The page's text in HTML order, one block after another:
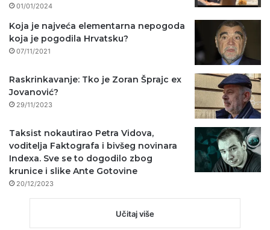
01/01/2024
Koja je najveća elementarna nepogoda
koja je pogodila Hrvatsku?
07/11/2021
Raskrinkavanje: Tko je Zoran Šprajc ex
Jovanović?
29/11/2023
Taksist nokautirao Petra Vidova,
voditelja Faktografa i bivšeg novinara
Indexa. Sve se to dogodilo zbog
krunice i slike Ante Gotovine
20/12/2023
Učitaj više